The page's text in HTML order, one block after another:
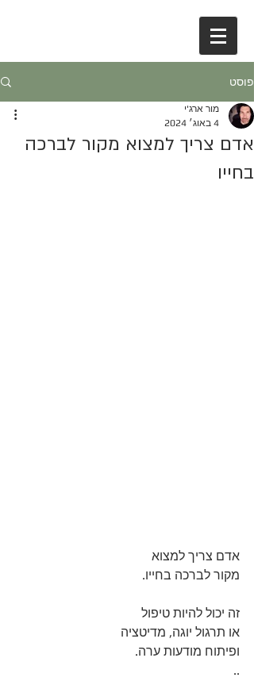
פוסט
אדם צריך למצוא מקור לברכה
בחייו
מור ארג'י
4 באוג׳ 2024
אדם צריך למצוא
מקור לברכה בחייו.
זה יכול להיות טיפול
או תרגול יוגה, מדיטציה
ופיתוח מודעות ערה.
..